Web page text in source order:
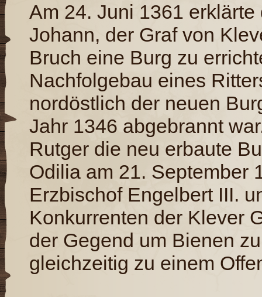
Am 24. Juni 1361
Johann, der Graf von
Bruch eine Burg zu
Nachfolgebau eines
nordöstlich der neuen
Jahr 1346 abgebrannt
Rutger die neu erbaute
Odilia am 21. September
Erzbischof Engelbert III.
Konkurrenten der Klever
der Gegend um Bienen
gleichzeitig zu einem